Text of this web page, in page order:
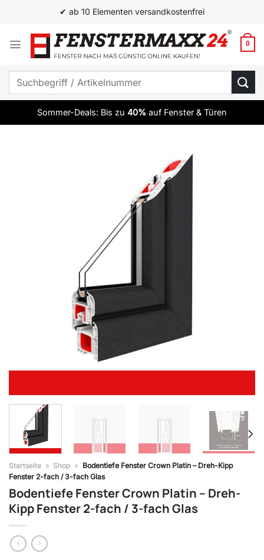
springen
✔ ab 10 Elementen versandkostenfrei
0
Suchen
Sommer-Deals: Bis zu 40% auf Fenster & Türen
Startseite » Shop » Bodentiefe Fenster Crown Platin – Dreh-Kipp
Fenster 2-fach / 3-fach Glas
Bodentiefe Fenster Crown Platin – Dreh-
Kipp Fenster 2-fach / 3-fach Glas